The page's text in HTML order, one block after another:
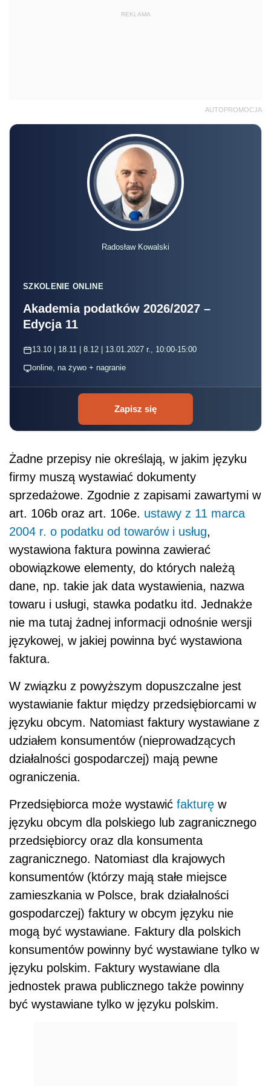
REKLAMA
AUTOPROMOCJA
Radosław Kowalski
SZKOLENIE ONLINE
Akademia podatków 2026/2027 –
Edycja 11
13.10 | 18.11 | 8.12 | 13.01.2027 r., 10:00-15:00
online, na żywo + nagranie
Zapisz się
Żadne przepisy nie określają, w jakim języku
firmy muszą wystawiać dokumenty
sprzedażowe. Zgodnie z zapisami zawartymi w
art. 106b oraz art. 106e. ustawy z 11 marca
2004 r. o podatku od towarów i usług,
wystawiona faktura powinna zawierać
obowiązkowe elementy, do których należą
dane, np. takie jak data wystawienia, nazwa
towaru i usługi, stawka podatku itd. Jednakże
nie ma tutaj żadnej informacji odnośnie wersji
językowej, w jakiej powinna być wystawiona
faktura.
W związku z powyższym dopuszczalne jest
wystawianie faktur między przedsiębiorcami w
języku obcym. Natomiast faktury wystawiane z
udziałem konsumentów (nieprowadzących
działalności gospodarczej) mają pewne
ograniczenia.
Przedsiębiorca może wystawić fakturę w
języku obcym dla polskiego lub zagranicznego
przedsiębiorcy oraz dla konsumenta
zagranicznego. Natomiast dla krajowych
konsumentów (którzy mają stałe miejsce
zamieszkania w Polsce, brak działalności
gospodarczej) faktury w obcym języku nie
mogą być wystawiane. Faktury dla polskich
konsumentów powinny być wystawiane tylko w
języku polskim. Faktury wystawiane dla
jednostek prawa publicznego także powinny
być wystawiane tylko w języku polskim.